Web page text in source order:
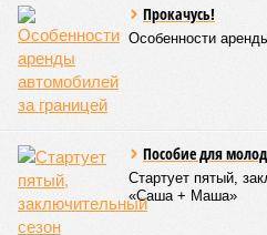
предпосылки для развития рака»
какие бы антивозрастные
бы ни пытались замедлить
причины, всё равно ничего не
своё.
Цифры
По данным за 2025 год, лидером